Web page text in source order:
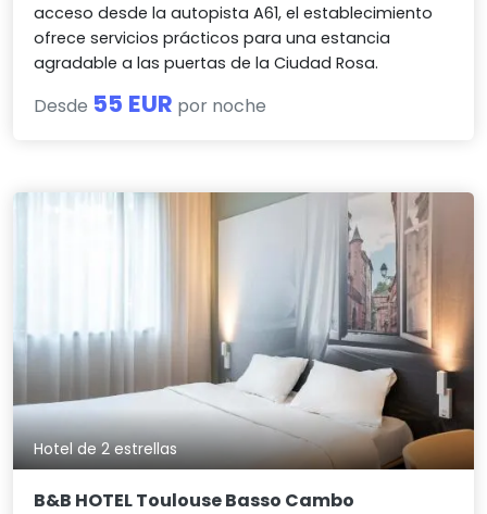
acceso desde la autopista A61, el establecimiento
ofrece servicios prácticos para una estancia
agradable a las puertas de la Ciudad Rosa.
Desde 55 EUR por noche
Hotel de 2 estrellas
B&B HOTEL Toulouse Basso Cambo